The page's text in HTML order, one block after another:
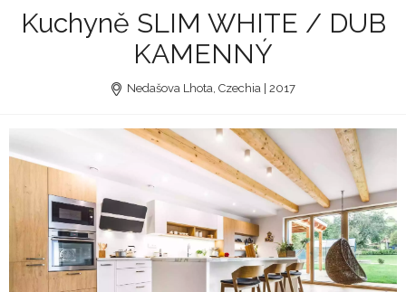
Kuchyně SLIM WHITE / DUB
KAMENNÝ
Nedašova Lhota, Czechia | 2017